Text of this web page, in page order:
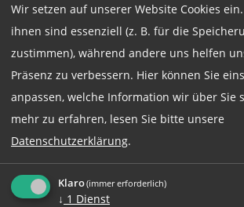
Weitere Jobs
Rufen Sie uns einfach an:
+49 (0)89 590 68 65-0
Ihre komplette Bewerbung können
Wir setzen auf unserer Website Cookies
ihnen sind essenziell (z. B. für die
zustimmen), während andere uns helfen
Präsenz zu verbessern. Hier können Sie
anpassen, welche Information wir über Sie
mehr zu erfahren, lesen Sie bitte unsere
Datenschutzerklärung.
Klaro(immer erforderlich)
↓ 1 Dienst